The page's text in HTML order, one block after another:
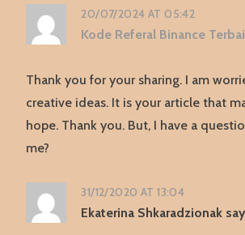
20/07/2024 AT 05:42
Kode Referal Binance
Thank you for your sharing. I am
creative ideas. It is your article that
hope. Thank you. But, I have a
me?
31/12/2020 AT 13:04
Ekaterina Shkaradzionak